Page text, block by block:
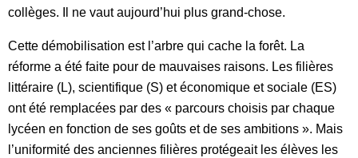
collèges. Il ne vaut aujourd’hui plus grand-chose.
Cette démobilisation est l’arbre qui cache la forêt. La
réforme a été faite pour de mauvaises raisons. Les filières
littéraire (L), scientifique (S) et économique et sociale (ES)
ont été remplacées par des « parcours choisis par chaque
lycéen en fonction de ses goûts et de ses ambitions ». Mais
l’uniformité des anciennes filières protégeait les élèves les